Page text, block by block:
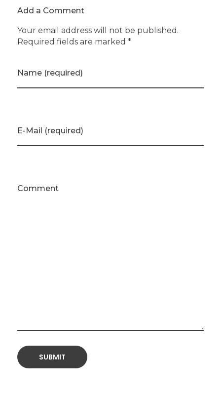
Add a Comment
Your email address will not be published.
Required fields are marked *
Name (required)
E-Mail (required)
Comment